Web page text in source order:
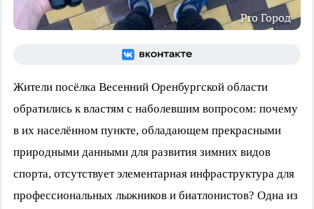
Pro Город
Жители посёлка Весенний Оренбургской области
обратились к властям с наболевшим вопросом: почему
в их населённом пункте, обладающем прекрасными
природными данными для развития зимних видов
спорта, отсутствует элементарная инфраструктура для
профессиональных лыжников и биатлонистов? Одна из